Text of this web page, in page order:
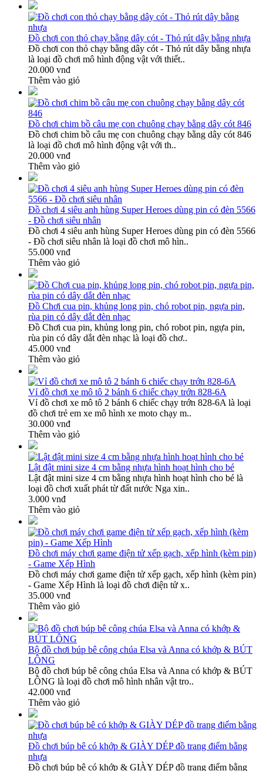
Đồ chơi con thỏ chạy bằng dây cót - Thỏ rút dây bằng nhựa
Đồ chơi con thỏ chạy bằng dây cót - Thỏ rút dây bằng nhựa
là loại đồ chơi mô hình động vật với thiết..
20.000 vnđ
Thêm vào giỏ
Đồ chơi chim bồ câu mẹ con chuông chạy bằng dây cót 846
Đồ chơi chim bồ câu mẹ con chuông chạy bằng dây cót 846
là loại đồ chơi mô hình động vật với th..
20.000 vnđ
Thêm vào giỏ
Đồ chơi 4 siêu anh hùng Super Heroes dùng pin có đèn 5566
- Đồ chơi siêu nhân
Đồ chơi 4 siêu anh hùng Super Heroes dùng pin có đèn 5566
- Đồ chơi siêu nhân là loại đồ chơi mô hìn..
55.000 vnđ
Thêm vào giỏ
Đồ Chơi cua pin, khủng long pin, chó robot pin, ngựa pin,
rùa pin có dây dắt đèn nhạc
Đồ Chơi cua pin, khủng long pin, chó robot pin, ngựa pin,
rùa pin có dây dắt đèn nhạc là loại đồ chơ..
45.000 vnđ
Thêm vào giỏ
Vỉ đồ chơi xe mô tô 2 bánh 6 chiếc chạy trớn 828-6A
Vỉ đồ chơi xe mô tô 2 bánh 6 chiếc chạy trớn 828-6A là loại
đồ chơi trẻ em xe mô hình xe moto chạy m..
30.000 vnđ
Thêm vào giỏ
Lật đật mini size 4 cm bằng nhựa hình hoạt hình cho bé
Lật đật mini size 4 cm bằng nhựa hình hoạt hình cho bé là
loại đồ chơi xuất phát từ đất nước Nga xin..
3.000 vnđ
Thêm vào giỏ
Đồ chơi máy chơi game điện tử xếp gạch, xếp hình (kèm pin)
- Game Xếp Hình
Đồ chơi máy chơi game điện tử xếp gạch, xếp hình (kèm pin)
- Game Xếp Hình là loại đồ chơi điện tử x..
35.000 vnđ
Thêm vào giỏ
Bộ đồ chơi búp bê công chúa Elsa và Anna có khớp & BÚT
LÔNG
Bộ đồ chơi búp bê công chúa Elsa và Anna có khớp & BÚT
LÔNG là loại đồ chơi mô hình nhân vật tro..
42.000 vnđ
Thêm vào giỏ
Đồ chơi búp bê có khớp & GIÀY DÉP đồ trang điểm bằng
nhựa
Đồ chơi búp bê có khớp & GIÀY DÉP đồ trang điểm bằng